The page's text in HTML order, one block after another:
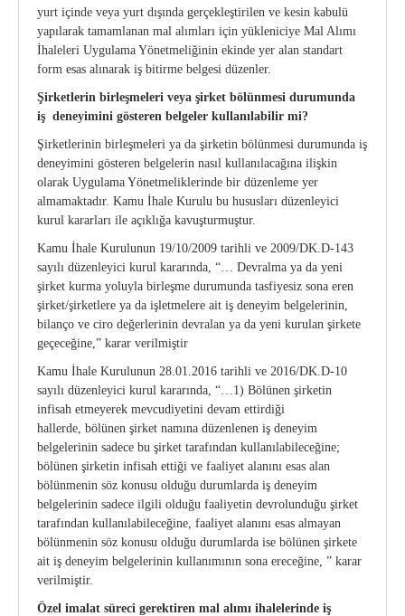
yurt içinde veya yurt dışında gerçekleştirilen ve kesin kabulü
yapılarak tamamlanan mal alımları için yükleniciye Mal Alımı
İhaleleri Uygulama Yönetmeliğinin ekinde yer alan standart
form esas alınarak iş bitirme belgesi düzenler.
Şirketlerin birleşmeleri veya şirket bölünmesi durumunda
iş deneyimini gösteren belgeler kullanılabilir mi?
Şirketlerinin birleşmeleri ya da şirketin bölünmesi durumunda iş
deneyimini gösteren belgelerin nasıl kullanılacağına ilişkin
olarak Uygulama Yönetmeliklerinde bir düzenleme yer
almamaktadır. Kamu İhale Kurulu bu hususları düzenleyici
kurul kararları ile açıklığa kavuşturmuştur.
Kamu İhale Kurulunun 19/10/2009 tarihli ve 2009/DK.D-143
sayılı düzenleyici kurul kararında, “… Devralma ya da yeni
şirket kurma yoluyla birleşme durumunda tasfiyesiz sona eren
şirket/şirketlere ya da işletmelere ait iş deneyim belgelerinin,
bilanço ve ciro değerlerinin devralan ya da yeni kurulan şirkete
geçeceğine,” karar verilmiştir
Kamu İhale Kurulunun 28.01.2016 tarihli ve 2016/DK.D-10
sayılı düzenleyici kurul kararında, “…1) Bölünen şirketin
infisah etmeyerek mevcudiyetini devam ettirdiği
hallerde, bölünen şirket namına düzenlenen iş deneyim
belgelerinin sadece bu şirket tarafından kullanılabileceğine;
bölünen şirketin infisah ettiği ve faaliyet alanını esas alan
bölünmenin söz konusu olduğu durumlarda iş deneyim
belgelerinin sadece ilgili olduğu faaliyetin devrolunduğu şirket
tarafından kullanılabileceğine, faaliyet alanını esas almayan
bölünmenin söz konusu olduğu durumlarda ise bölünen şirkete
ait iş deneyim belgelerinin kullanımının sona ereceğine, ” karar
verilmiştir.
Özel imalat süreci gerektiren mal alımı ihalelerinde iş